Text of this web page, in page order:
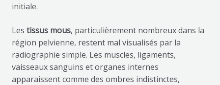
initiale.
Les tissus mous, particulièrement nombreux dans la
région pelvienne, restent mal visualisés par la
radiographie simple. Les muscles, ligaments,
vaisseaux sanguins et organes internes
apparaissent comme des ombres indistinctes,